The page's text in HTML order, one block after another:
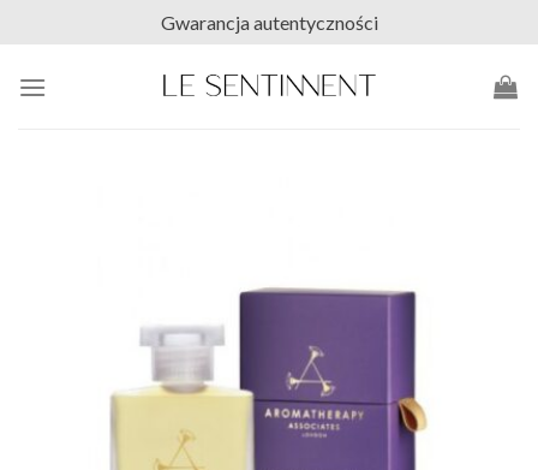
content
Gwarancja autentyczności